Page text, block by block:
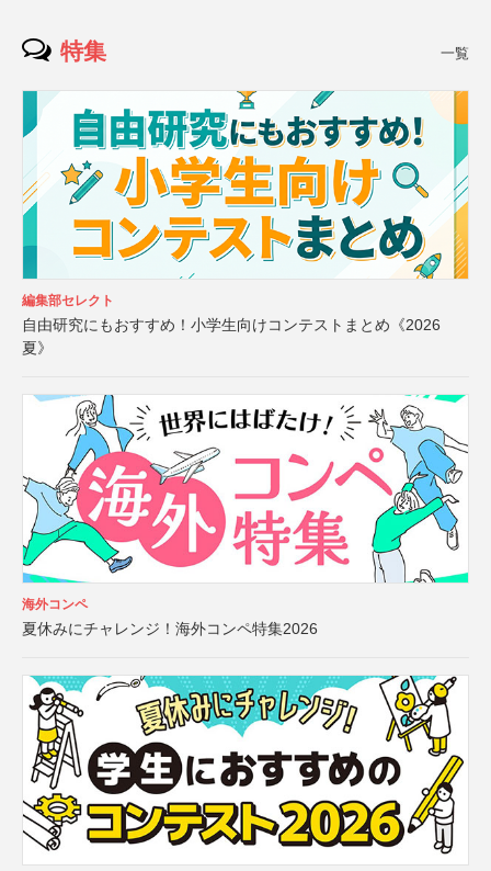
特集 一覧
編集部セレクト
自由研究にもおすすめ！小学生向けコンテストまとめ《2026
夏》
海外コンペ
夏休みにチャレンジ！海外コンペ特集2026